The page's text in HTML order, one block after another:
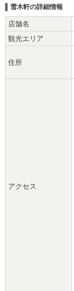
雪木軒の詳細情報
店舗名
観光エリア
住所
アクセス